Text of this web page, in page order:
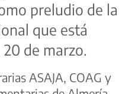
preludio de la
que está
de marzo.
ASAJA, COAG y